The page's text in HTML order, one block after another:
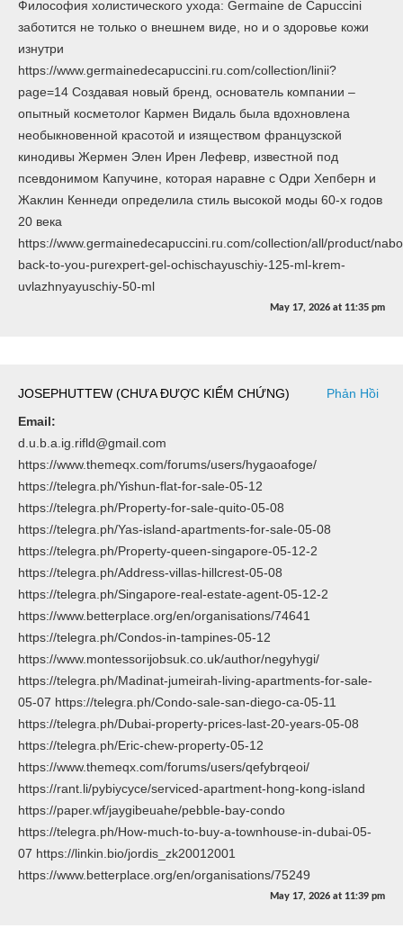
Философия холистического ухода: Germaine de Capuccini
заботится не только о внешнем виде, но и о здоровье кожи
изнутри
https://www.germainedecapuccini.ru.com/collection/linii?
page=14 Создавая новый бренд, основатель компании –
опытный косметолог Кармен Видаль была вдохновлена
необыкновенной красотой и изяществом французской
кинодивы Жермен Элен Ирен Лефевр, известной под
псевдонимом Капучине, которая наравне с Одри Хепберн и
Жаклин Кеннеди определила стиль высокой моды 60-х годов
20 века
https://www.germainedecapuccini.ru.com/collection/all/product/
back-to-you-purexpert-gel-ochischayuschiy-125-ml-krem-
uvlazhnyayuschiy-50-ml
May 17, 2026 at 11:35 pm
JOSEPHUTTEW (CHƯA ĐƯỢC KIỂM CHỨNG)
Phản Hồi
Email:
d.u.b.a.ig.rifld@gmail.com
https://www.themeqx.com/forums/users/hygaoafoge/
https://telegra.ph/Yishun-flat-for-sale-05-12
https://telegra.ph/Property-for-sale-quito-05-08
https://telegra.ph/Yas-island-apartments-for-sale-05-08
https://telegra.ph/Property-queen-singapore-05-12-2
https://telegra.ph/Address-villas-hillcrest-05-08
https://telegra.ph/Singapore-real-estate-agent-05-12-2
https://www.betterplace.org/en/organisations/74641
https://telegra.ph/Condos-in-tampines-05-12
https://www.montessorijobsuk.co.uk/author/negyhygi/
https://telegra.ph/Madinat-jumeirah-living-apartments-for-sale-
05-07 https://telegra.ph/Condo-sale-san-diego-ca-05-11
https://telegra.ph/Dubai-property-prices-last-20-years-05-08
https://telegra.ph/Eric-chew-property-05-12
https://www.themeqx.com/forums/users/qefybrqeoi/
https://rant.li/pybiycyce/serviced-apartment-hong-kong-island
https://paper.wf/jaygibeuahe/pebble-bay-condo
https://telegra.ph/How-much-to-buy-a-townhouse-in-dubai-05-
07 https://linkin.bio/jordis_zk20012001
https://www.betterplace.org/en/organisations/75249
May 17, 2026 at 11:39 pm